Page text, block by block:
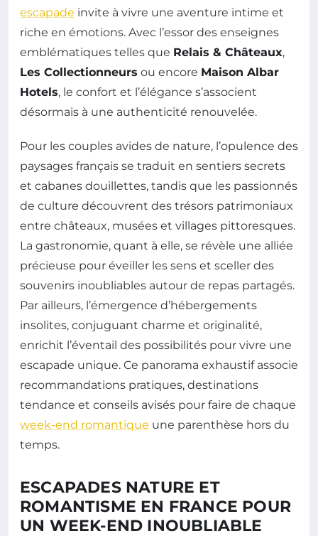
escapade invite à vivre une aventure intime et
riche en émotions. Avec l’essor des enseignes
emblématiques telles que Relais & Châteaux,
Les Collectionneurs ou encore Maison Albar
Hotels, le confort et l’élégance s’associent
désormais à une authenticité renouvelée.
Pour les couples avides de nature, l’opulence des
paysages français se traduit en sentiers secrets
et cabanes douillettes, tandis que les passionnés
de culture découvrent des trésors patrimoniaux
entre châteaux, musées et villages pittoresques.
La gastronomie, quant à elle, se révèle une alliée
précieuse pour éveiller les sens et sceller des
souvenirs inoubliables autour de repas partagés.
Par ailleurs, l’émergence d’hébergements
insolites, conjuguant charme et originalité,
enrichit l’éventail des possibilités pour vivre une
escapade unique. Ce panorama exhaustif associe
recommandations pratiques, destinations
tendance et conseils avisés pour faire de chaque
week-end romantique une parenthèse hors du
temps.
ESCAPADES NATURE ET
ROMANTISME EN FRANCE POUR
UN WEEK-END INOUBLIABLE